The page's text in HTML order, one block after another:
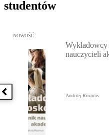
studentów
Poprzednia książka
Przejdź do: Wykładowcy
NOWOŚĆ
nauczycieli
Andrzej Rozmus